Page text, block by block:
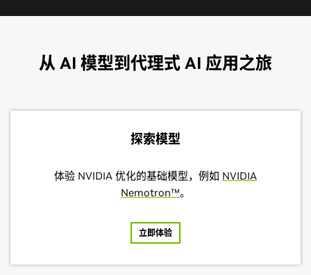
从 AI 模型到代理式 AI 应用之旅
探索模型
体验 NVIDIA 优化的基础模型，例如 NVIDIA
Nemotron™。
立即体验